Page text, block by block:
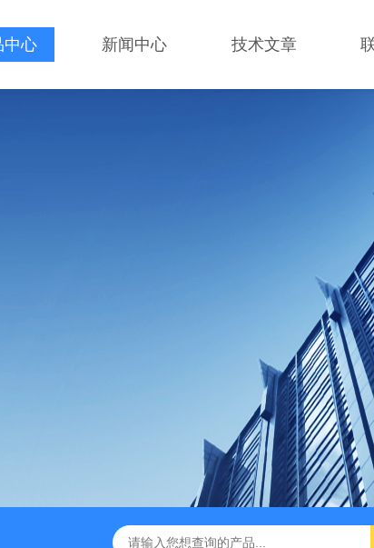
中心 新闻中心 技术文章
水中油浓度分析仪 LJ-S104手持式水质总磷总氮检